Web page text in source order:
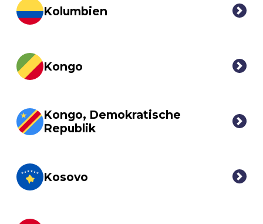
Kolumbien
Kongo
Kongo, Demokratische
Republik
Kosovo